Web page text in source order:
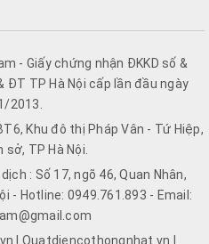
- Giấy chứng nhận ĐKKD số &
ĐT TP Hà Nội cấp lần đầu ngày
2013.
Khu đô thị Pháp Vân - Tứ Hiệp,
sở, TP Hà Nội.
: Số 17, ngõ 46, Quan Nhân,
- Hotline: 0949.761.893 - Email:
| Quatdiencothongnhat.vn |